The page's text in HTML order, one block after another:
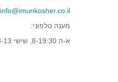
info@imunkosher.co.il
מענה טלפוני:
א-ה 8-19:30, שישי 8-13